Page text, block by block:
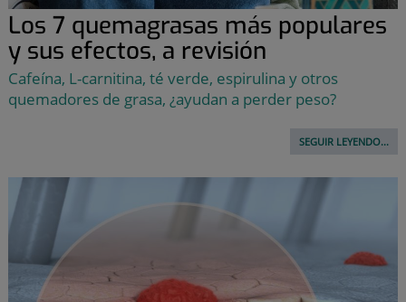
Los 7 quemagrasas más populares
y sus efectos, a revisión
Cafeína, L-carnitina, té verde, espirulina y otros
quemadores de grasa, ¿ayudan a perder peso?
SEGUIR LEYENDO...